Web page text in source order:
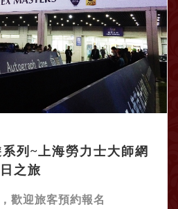
列~上海勞力士大師網
之旅
歡迎旅客預約報名